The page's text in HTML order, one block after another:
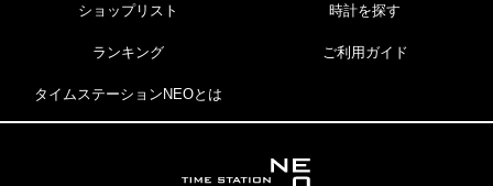
ショップリスト 時計を探す
ランキング ご利用ガイド
タイムステーションNEOとは